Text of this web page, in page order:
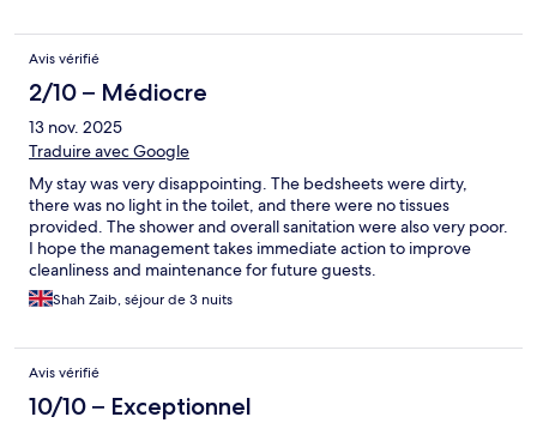
Avis vérifié
2/10 – Médiocre
13 nov. 2025
Traduire avec Google
My stay was very disappointing. The bedsheets were dirty,
there was no light in the toilet, and there were no tissues
provided. The shower and overall sanitation were also very poor.
I hope the management takes immediate action to improve
cleanliness and maintenance for future guests.
Shah Zaib, séjour de 3 nuits
Avis vérifié
10/10 – Exceptionnel